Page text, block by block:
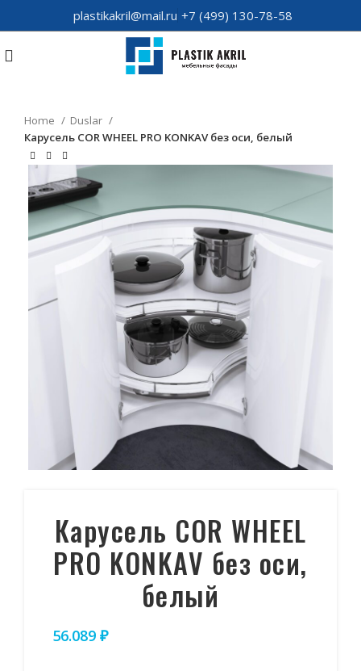
plastikakril@mail.ru +7 (499) 130-78-58
Home
Duslar
Карусель COR WHEEL PRO KONKAV без оси, белый
Карусель COR WHEEL
PRO KONKAV без оси,
белый
56.089 ₽